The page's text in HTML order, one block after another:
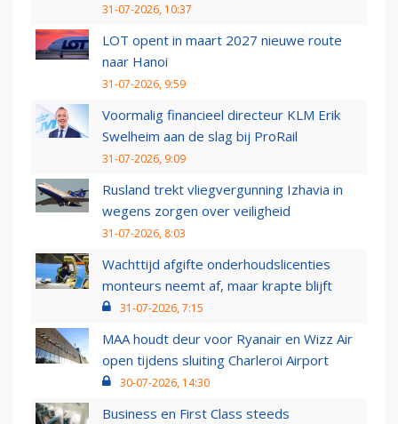
31-07-2026, 10:37
LOT opent in maart 2027 nieuwe route
naar Hanoi
31-07-2026, 9:59
Voormalig financieel directeur KLM Erik
Swelheim aan de slag bij ProRail
31-07-2026, 9:09
Rusland trekt vliegvergunning Izhavia in
wegens zorgen over veiligheid
31-07-2026, 8:03
Wachttijd afgifte onderhoudslicenties
monteurs neemt af, maar krapte blijft
31-07-2026, 7:15
MAA houdt deur voor Ryanair en Wizz Air
open tijdens sluiting Charleroi Airport
30-07-2026, 14:30
Business en First Class steeds